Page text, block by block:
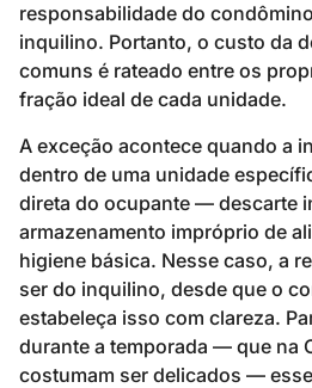
responsabilidade do
inquilino. Portanto, o custo da
comuns é rateado entre os
fração ideal de cada unidade.
A exceção acontece quando a
dentro de uma unidade
direta do ocupante — descarte
armazenamento impróprio de
higiene básica. Nesse caso, a
ser do inquilino, desde que o
estabeleça isso com clareza.
durante a temporada — que na
costumam ser delicados —